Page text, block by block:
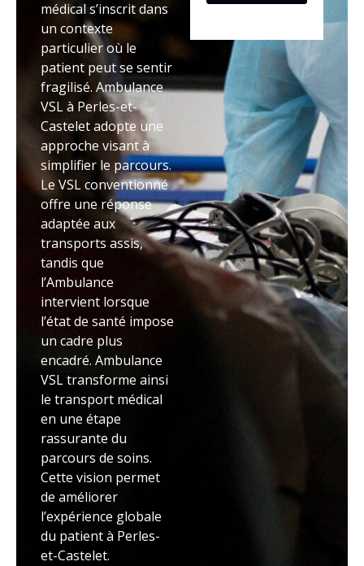
médical s’inscrit dans
un contexte
particulier où le
patient peut se sentir
fragilisé. Ambulance
VSL à Perles-et-
Castelet adopte une
approche visant à
simplifier le parcours.
Le VSL conventionné
offre une réponse
adaptée aux
transports assis,
tandis que
l’Ambulance
intervient lorsque
l’état de santé impose
un cadre plus
encadré. Ambulance
VSL transforme ainsi
le transport médical
en une étape
rassurante du
parcours de soins.
Cette vision permet
de améliorer
l’expérience globale
du patient à Perles-
et-Castelet.